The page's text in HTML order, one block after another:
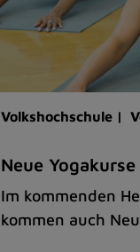
Volkshochschule |
Neue
Im kommenden
kommen auch